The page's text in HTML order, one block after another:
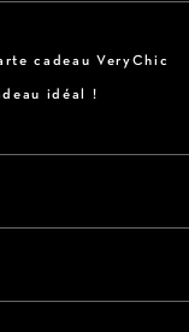
cadeau VeryChic
idéal !